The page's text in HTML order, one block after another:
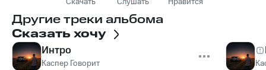
Другие треки альбома
Сказать хочу
Интро
Каспер Говорит